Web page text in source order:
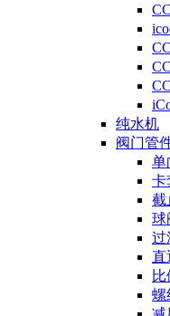
纯水机
阀门管
单
卡
截
球
过
直
比
螺